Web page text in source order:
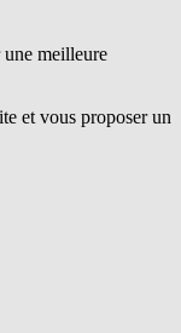
meilleure
et vous proposer un